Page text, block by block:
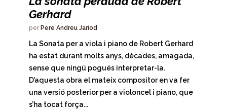
Gerhard
perPere Andreu Jariod
La Sonata per a viola i piano de Robert Gerhard
ha estat durant molts anys, dècades, amagada,
sense que ningú pogués interpretar-la.
D’aquesta obra el mateix compositor en va fer
una versió posterior per a violoncel i piano, que
s’ha tocat força...